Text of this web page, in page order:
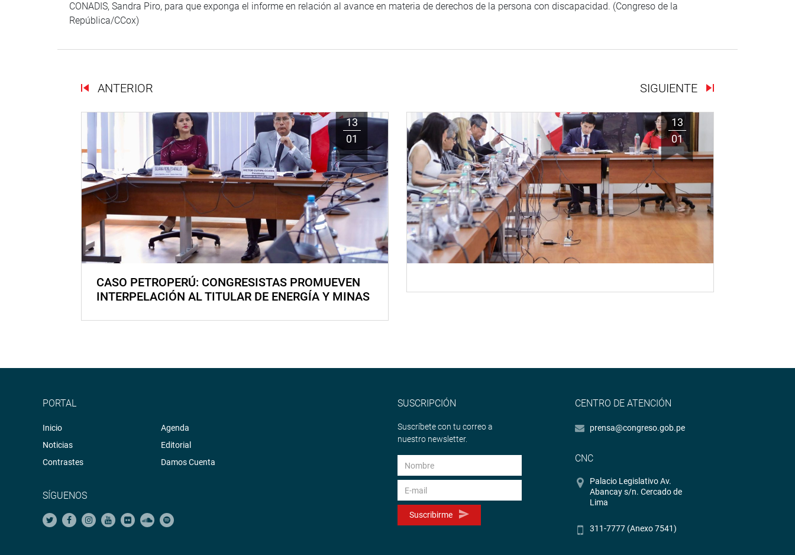
CONADIS, Sandra Piro, para que exponga el informe en relación al avance en materia de derechos de la persona con discapacidad. (Congreso de la
República/CCox)
ANTERIOR SIGUIENTE
13
01
CASO PETROPERÚ: CONGRESISTAS PROMUEVEN
INTERPELACIÓN AL TITULAR DE ENERGÍA Y MINAS
13
01
PORTAL
Inicio
Noticias
Contrastes
Agenda
Editorial
Damos Cuenta
SÍGUENOS
SUSCRIPCIÓN
Suscríbete con tu correo a
nuestro newsletter.
Suscribirme
CENTRO DE ATENCIÓN
prensa@congreso.gob.pe
CNC
Palacio Legislativo Av.
Abancay s/n. Cercado de
Lima
311-7777 (Anexo 7541)